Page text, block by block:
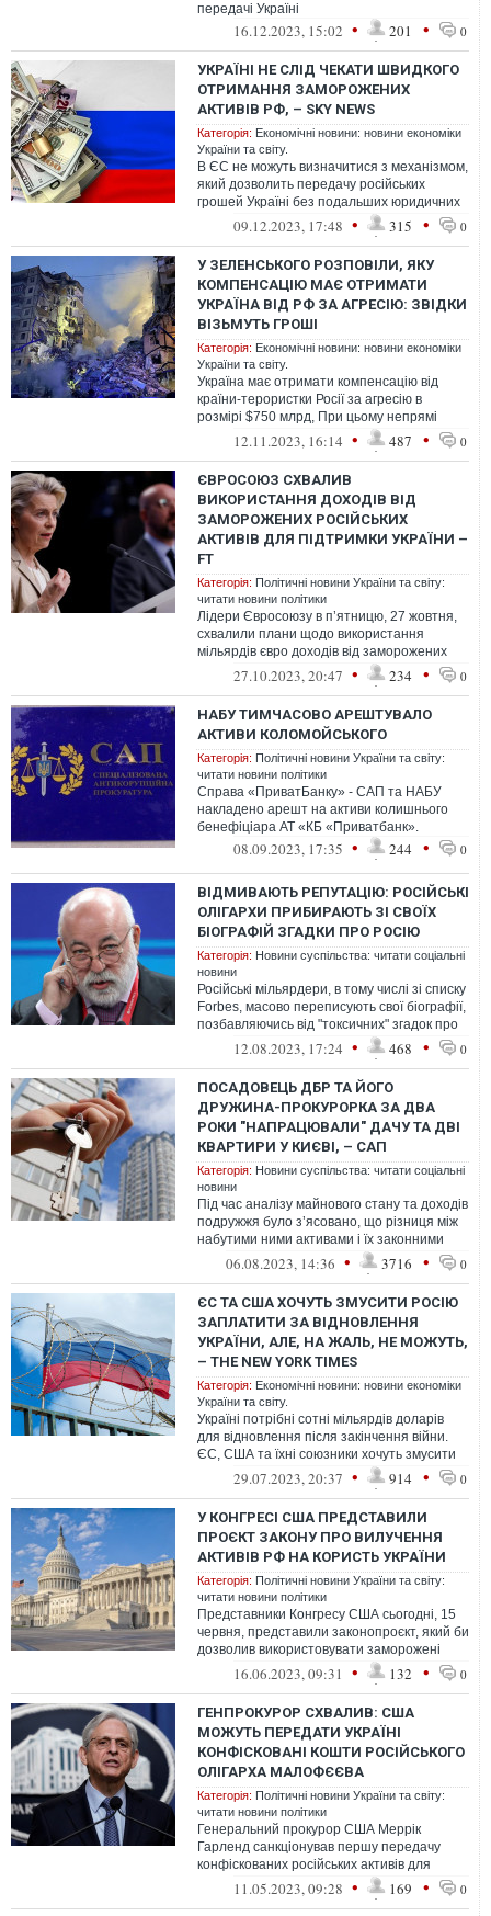
передачі Україні
16.12.2023, 15:02 • 201 • 0
УКРАЇНІ НЕ СЛІД ЧЕКАТИ ШВИДКОГО
ОТРИМАННЯ ЗАМОРОЖЕНИХ
АКТИВІВ РФ, – SKY NEWS
Категорія: Економічні новини: новини економіки
України та світу.
В ЄС не можуть визначитися з механізмом,
який дозволить передачу російських
грошей Україні без подальших юридичних
проблем09.12.2023, 17:48 • 315 • 0
У ЗЕЛЕНСЬКОГО РОЗПОВІЛИ, ЯКУ
КОМПЕНСАЦІЮ МАЄ ОТРИМАТИ
УКРАЇНА ВІД РФ ЗА АГРЕСІЮ: ЗВІДКИ
ВІЗЬМУТЬ ГРОШІ
Категорія: Економічні новини: новини економіки
України та світу.
Україна має отримати компенсацію від
країни-терористки Росії за агресію в
розмірі $750 млрд, При цьому непрямі
збитки за всю ту агресію, яку спричинил...
12.11.2023, 16:14 • 487 • 0
ЄВРОСОЮЗ СХВАЛИВ
ВИКОРИСТАННЯ ДОХОДІВ ВІД
ЗАМОРОЖЕНИХ РОСІЙСЬКИХ
АКТИВІВ ДЛЯ ПІДТРИМКИ УКРАЇНИ –
FT
Категорія: Політичні новини України та світу:
читати новини політики
Лідери Євросоюзу в п’ятницю, 27 жовтня,
схвалили плани щодо використання
мільярдів євро доходів від заморожених
російських активів для допомоги Україн...
27.10.2023, 20:47 • 234 • 0
НАБУ ТИМЧАСОВО АРЕШТУВАЛО
АКТИВИ КОЛОМОЙСЬКОГО
Категорія: Політичні новини України та світу:
читати новини політики
Справа «ПриватБанку» - САП та НАБУ
накладено арешт на активи колишнього
бенефіціара АТ «КБ «Приватбанк».
08.09.2023, 17:35 • 244 • 0
ВІДМИВАЮТЬ РЕПУТАЦІЮ: РОСІЙСЬКІ
ОЛІГАРХИ ПРИБИРАЮТЬ ЗІ СВОЇХ
БІОГРАФІЙ ЗГАДКИ ПРО РОСІЮ
Категорія: Новини суспільства: читати соціальні
новини
Російські мільярдери, в тому числі зі списку
Forbes, масово переписують свої біографії,
позбавляючись від "токсичних" згадок про
зв'язки з Росією
12.08.2023, 17:24 • 468 • 0
ПОСАДОВЕЦЬ ДБР ТА ЙОГО
ДРУЖИНА-ПРОКУРОРКА ЗА ДВА
РОКИ "НАПРАЦЮВАЛИ" ДАЧУ ТА ДВІ
КВАРТИРИ У КИЄВІ, – САП
Категорія: Новини суспільства: читати соціальні
новини
Під час аналізу майнового стану та доходів
подружжя було з’ясовано, що різниця між
набутими ними активами і їх законними
доходами склала понад 7,1 млн...
06.08.2023, 14:36 • 3716 • 0
ЄС ТА США ХОЧУТЬ ЗМУСИТИ РОСІЮ
ЗАПЛАТИТИ ЗА ВІДНОВЛЕННЯ
УКРАЇНИ, АЛЕ, НА ЖАЛЬ, НЕ МОЖУТЬ,
– THE NEW YORK TIMES
Категорія: Економічні новини: новини економіки
України та світу.
Україні потрібні сотні мільярдів доларів
для відновлення після закінчення війни.
ЄС, США та їхні союзники хочуть змусити
заплатити за це РФ, проте зро...
29.07.2023, 20:37 • 914 • 0
У КОНГРЕСІ США ПРЕДСТАВИЛИ
ПРОЄКТ ЗАКОНУ ПРО ВИЛУЧЕННЯ
АКТИВІВ РФ НА КОРИСТЬ УКРАЇНИ
Категорія: Політичні новини України та світу:
читати новини політики
Представники Конгресу США сьогодні, 15
червня, представили законопроєкт, який би
дозволив використовувати заморожені
активи Росії для допомоги Україні...
16.06.2023, 09:31 • 132 • 0
ГЕНПРОКУРОР СХВАЛИВ: США
МОЖУТЬ ПЕРЕДАТИ УКРАЇНІ
КОНФІСКОВАНІ КОШТИ РОСІЙСЬКОГО
ОЛІГАРХА МАЛОФЄЄВА
Категорія: Політичні новини України та світу:
читати новини політики
Генеральний прокурор США Меррік
Гарленд санкціонував першу передачу
конфіскованих російських активів для
використання в Україні. Мова йде про
11.05.2023, 09:28 • 169 • 0